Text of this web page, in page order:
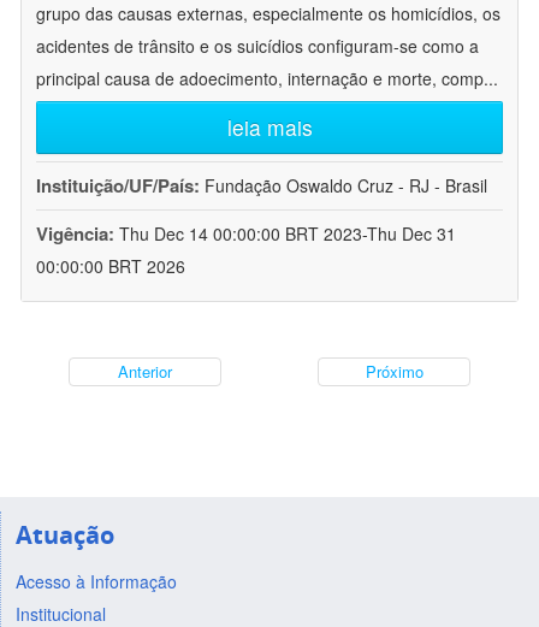
grupo das causas externas, especialmente os homicídios, os
acidentes de trânsito e os suicídios configuram-se como a
principal causa de adoecimento, internação e morte, comp...
leia mais
Instituição/UF/País: Fundação Oswaldo Cruz - RJ - Brasil
Vigência: Thu Dec 14 00:00:00 BRT 2023-Thu Dec 31
00:00:00 BRT 2026
Anterior Próximo
Atuação
Acesso à Informação
Institucional